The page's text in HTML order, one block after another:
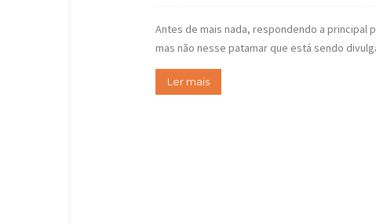
Antes de mais nada, respondendo a principal
mas não nesse patamar que está sendo
Ler mais